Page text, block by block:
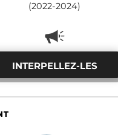
(2022-2024)
INTERPELLEZ-LES